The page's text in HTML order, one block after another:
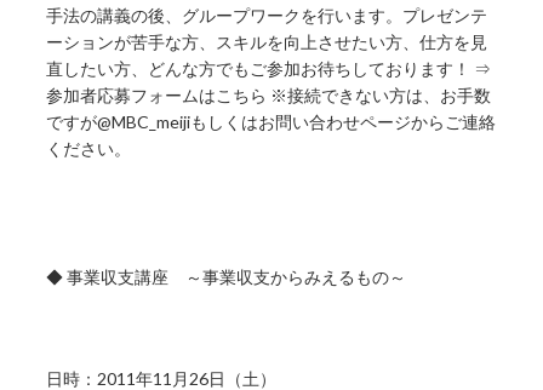
手法の講義の後、グループワークを行います。プレゼンテ
ーションが苦手な方、スキルを向上させたい方、仕方を見
直したい方、どんな方でもご参加お待ちしております！ ⇒
参加者応募フォームはこちら ※接続できない方は、お手数
ですが@MBC_meijiもしくはお問い合わせページからご連絡
ください。
◆ 事業収支講座 ～事業収支からみえるもの～
日時：2011年11月26日（土）